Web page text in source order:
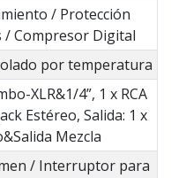
/ Protección
Compresor Digital
por temperatura
XLR&1/4”, 1 x RCA
Estéreo, Salida: 1 x
Mezcla
/ Interruptor para